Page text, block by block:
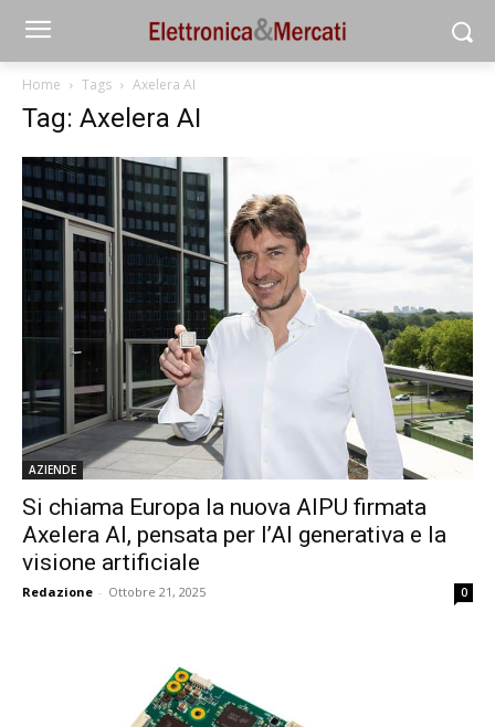
Home Tags Axelera AI
Tag: Axelera AI
AZIENDE
Si chiama Europa la nuova AIPU firmata
Axelera AI, pensata per l’AI generativa e la
visione artificiale
Redazione - Ottobre 21, 2025 0